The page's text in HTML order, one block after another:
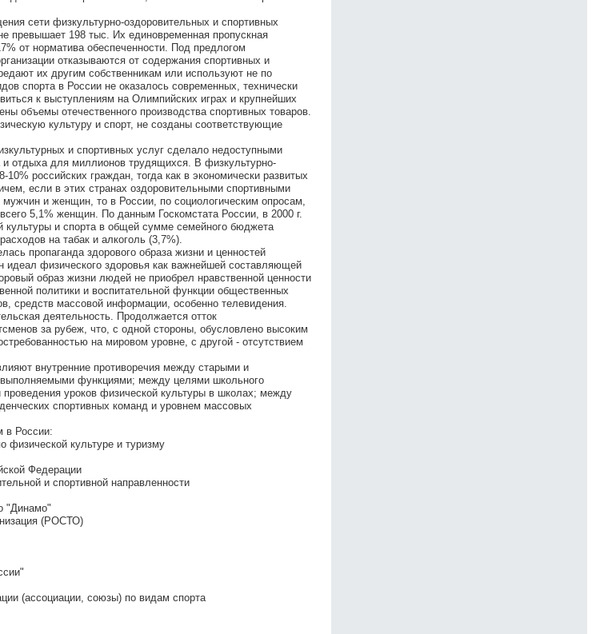
сети физкультурно-оздоровительных и спортивных
превышает 198 тыс. Их единовременная пропускная
от норматива обеспеченности. Под предлогом
отказываются от содержания спортивных и
их другим собственникам или используют не по
спорта в России не оказалось современных, технически
к выступлениям на Олимпийских играх и крупнейших
объемы отечественного производства спортивных товаров.
культуру и спорт, не созданы соответствующие
и спортивных услуг сделало недоступными
отдыха для миллионов трудящихся. В физкультурно-
российских граждан, тогда как в экономически развитых
если в этих странах оздоровительными спортивными
и женщин, то в России, по социологическим опросам,
5,1% женщин. По данным Госкомстата России, в 2000 г.
и спорта в общей сумме семейного бюджета
на табак и алкоголь (3,7%).
пропаганда здорового образа жизни и ценностей
физического здоровья как важнейшей составляющей
образ жизни людей не приобрел нравственной ценности
политики и воспитательной функции общественных
средств массовой информации, особенно телевидения.
деятельность. Продолжается отток
за рубеж, что, с одной стороны, обусловлено высоким
на мировом уровне, с другой - отсутствием
внутренние противоречия между старыми и
функциями; между целями школьного
уроков физической культуры в школах; между
спортивных команд и уровнем массовых
в России:
физической культуре и туризму
Федерации
и спортивной направленности
"Динамо"
(РОСТО)
(ассоциации, союзы) по видам спорта